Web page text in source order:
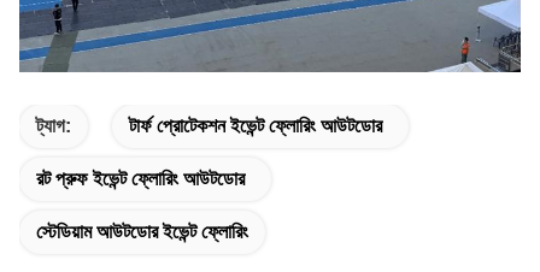
ট্যাগ: টার্ফ প্রোটেকশন ইভেন্ট ফ্লোরিং আউটডোর
রট প্রুফ ইভেন্ট ফ্লোরিং আউটডোর
স্টেডিয়াম আউটডোর ইভেন্ট ফ্লোরিং